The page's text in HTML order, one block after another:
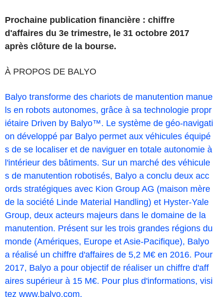
Prochaine publication financière : chiffre
d'affaires du 3e trimestre, le 31 octobre 2017
après clôture de la bourse.
À PROPOS DE BALYO
Balyo transforme des chariots de manutention manue
ls en robots autonomes, grâce à sa technologie propr
iétaire Driven by Balyo™. Le système de géo-navigati
on développé par Balyo permet aux véhicules équipé
s de se localiser et de naviguer en totale autonomie à
l'intérieur des bâtiments. Sur un marché des véhicule
s de manutention robotisés, Balyo a conclu deux acc
ords stratégiques avec Kion Group AG (maison mère
de la société Linde Material Handling) et Hyster-Yale
Group, deux acteurs majeurs dans le domaine de la
manutention. Présent sur les trois grandes régions du
monde (Amériques, Europe et Asie-Pacifique), Balyo
a réalisé un chiffre d'affaires de 5,2 M€ en 2016. Pour
2017, Balyo a pour objectif de réaliser un chiffre d'aff
aires supérieur à 15 M€. Pour plus d'informations, visi
tez www.balyo.com.